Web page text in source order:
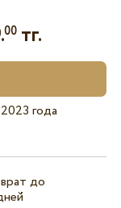
00тг.
года
до